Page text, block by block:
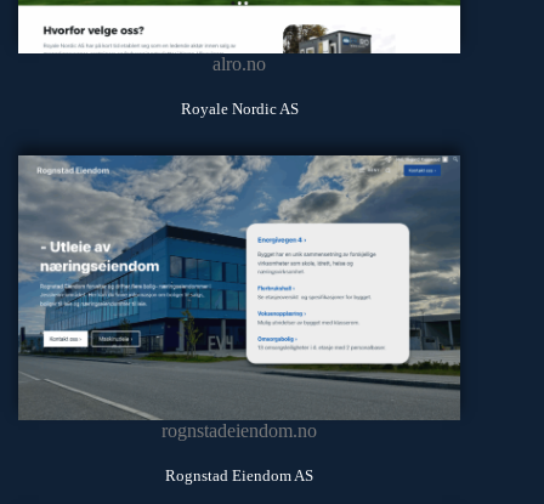
alro.no
Royale Nordic AS
rognstadeiendom.no
Rognstad Eiendom AS